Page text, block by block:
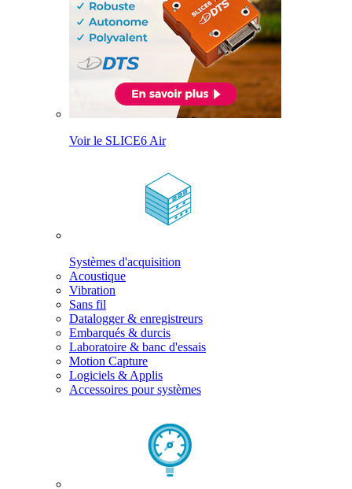
Voir le SLICE6 Air
Systèmes d'acquisition
Acoustique
Vibration
Sans fil
Datalogger & enregistreurs
Embarqués & durcis
Laboratoire & banc d'essais
Motion Capture
Logiciels & Applis
Accessoires pour systèmes